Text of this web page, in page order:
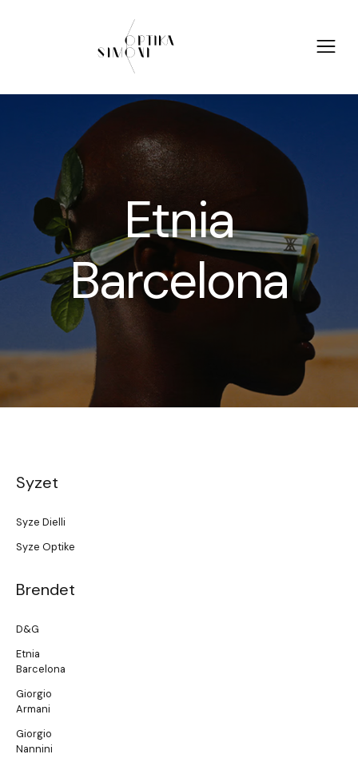
Etnia
Barcelona
Syzet
Syze Dielli
Syze Optike
Brendet
D&G
Etnia
Barcelona
Giorgio
Armani
Giorgio
Nannini